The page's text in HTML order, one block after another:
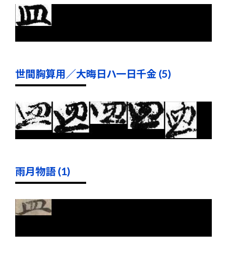
世間胸算用／大晦日ハ一日千金 (5)
雨月物語 (1)